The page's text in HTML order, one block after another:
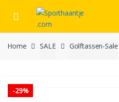
Home SALE Golftassen-Sale
-29%